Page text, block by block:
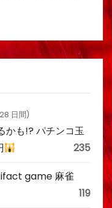
日間)
かも!? パチンコ玉
235
game 麻雀
119